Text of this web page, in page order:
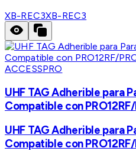
XB-REC3XB-REC3
ACCESSPRO
UHF TAG Adherible para
Compatible con
UHF TAG Adherible para
Compatible con